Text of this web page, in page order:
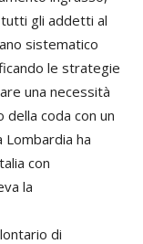
gli addetti al
sistematico
le strategie
una necessità
coda con un
ha
con
la
di